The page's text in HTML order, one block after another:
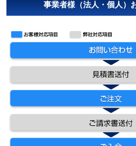
事業者様（法人・個人）